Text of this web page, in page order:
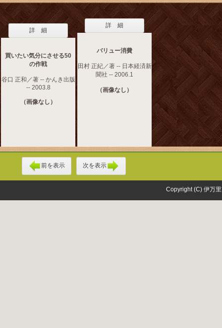
詳 細
買いたい気分にさせる50
の作戦
谷口 正和／著 -- かんき出版
-- 2003.8
（画像なし）
詳 細
バリュー消費
田村 正紀／著 -- 日本経済新
聞社 -- 2006.1
（画像なし）
前を表示 次を表示
Copyright (C) 伊万